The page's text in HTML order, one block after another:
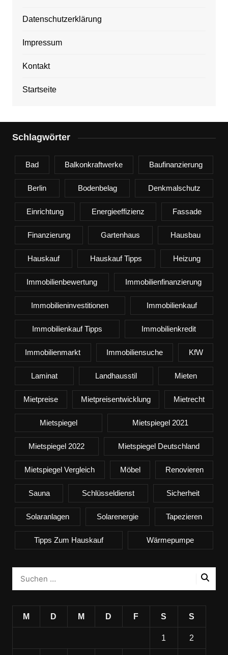
Datenschutzerklärung
Impressum
Kontakt
Startseite
Schlagwörter
Bad Balkonkraftwerke Baufinanzierung
Berlin Bodenbelag Denkmalschutz
Einrichtung Energieeffizienz Fassade
Finanzierung Gartenhaus Hausbau
Hauskauf Hauskauf Tipps Heizung
Immobilienbewertung Immobilienfinanzierung
Immobilieninvestitionen Immobilienkauf
Immobilienkauf Tipps Immobilienkredit
Immobilienmarkt Immobiliensuche KfW
Laminat Landhausstil Mieten
Mietpreise Mietpreisentwicklung Mietrecht
Mietspiegel Mietspiegel 2021
Mietspiegel 2022 Mietspiegel Deutschland
Mietspiegel Vergleich Möbel Renovieren
Sauna Schlüsseldienst Sicherheit
Solaranlagen Solarenergie Tapezieren
Tipps Zum Hauskauf Wärmepumpe
M D M D F S S
1 2